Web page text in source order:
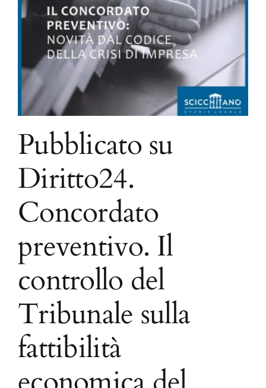
Pubblicato su
Diritto24.
Concordato
preventivo. Il
controllo del
Tribunale sulla
fattibilità